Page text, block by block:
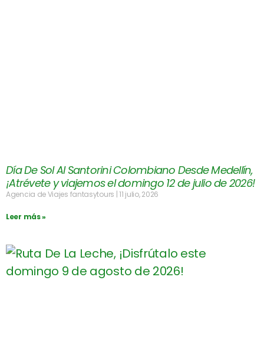
Día De Sol Al Santorini Colombiano Desde Medellín,
¡Atrévete y viajemos el domingo 12 de julio de 2026!
Agencia de Viajes fantasytours 11 julio, 2026
Leer más »